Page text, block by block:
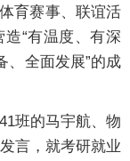
育赛事、联谊活
“有温度、有深
、全面发展”的成
班的马宇航、物
言，就考研就业